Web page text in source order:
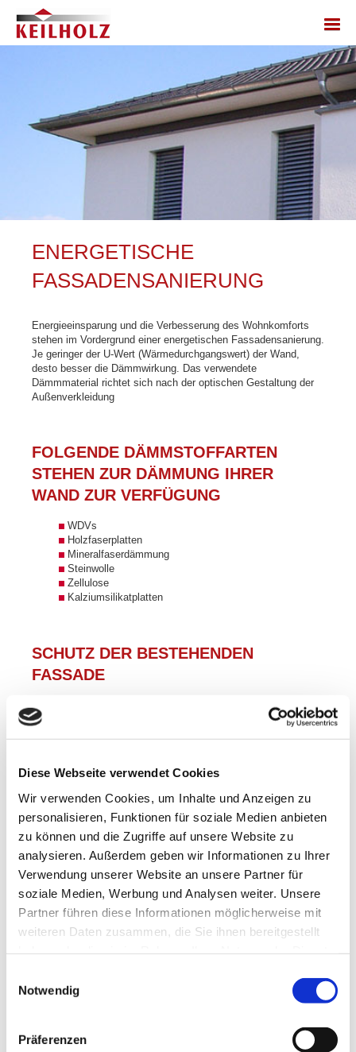
Diese Webseite verwendet Cookies
Wir verwenden Cookies, um Inhalte und Anzeigen zu
personalisieren, Funktionen für soziale Medien anbieten
zu können und die Zugriffe auf unsere Website zu
analysieren. Außerdem geben wir Informationen zu Ihrer
Verwendung unserer Website an unsere Partner für
soziale Medien, Werbung und Analysen weiter. Unsere
Partner führen diese Informationen möglicherweise mit
weiteren Daten zusammen, die Sie ihnen bereitgestellt
Notwendig
Präferenzen
ENERGETISCHE
FASSADENSANIERUNG
Energieeinsparung und die Verbesserung des Wohnkomforts
stehen im Vordergrund einer energetischen Fassadensanierung.
Je geringer der U-Wert (Wärmedurchgangswert) der Wand,
desto besser die Dämmwirkung. Das verwendete
Dämmmaterial richtet sich nach der optischen Gestaltung der
Außenverkleidung
FOLGENDE DÄMMSTOFFARTEN
STEHEN ZUR DÄMMUNG IHRER
WAND ZUR VERFÜGUNG
WDVs
Holzfaserplatten
Mineralfaserdämmung
Steinwolle
Zellulose
Kalziumsilikatplatten
SCHUTZ DER BESTEHENDEN
FASSADE
Um die bestehende Fassade optisch aufzuwerten und die
darunterliegende zu schützen, besteht die Möglichkeit, eine
Fachwerk, Fassadenplatten oder Putz, es stehen Ihnen alle
IHR VORTEIL
Durch die Hinterlüftungsebene kann jederzeit eine neue oder
zusätzliche Elektroinstallation verlegt werden und das ohne
großen Aufwand.